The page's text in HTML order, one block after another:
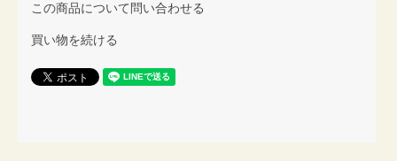
この商品について問い合わせる
買い物を続ける